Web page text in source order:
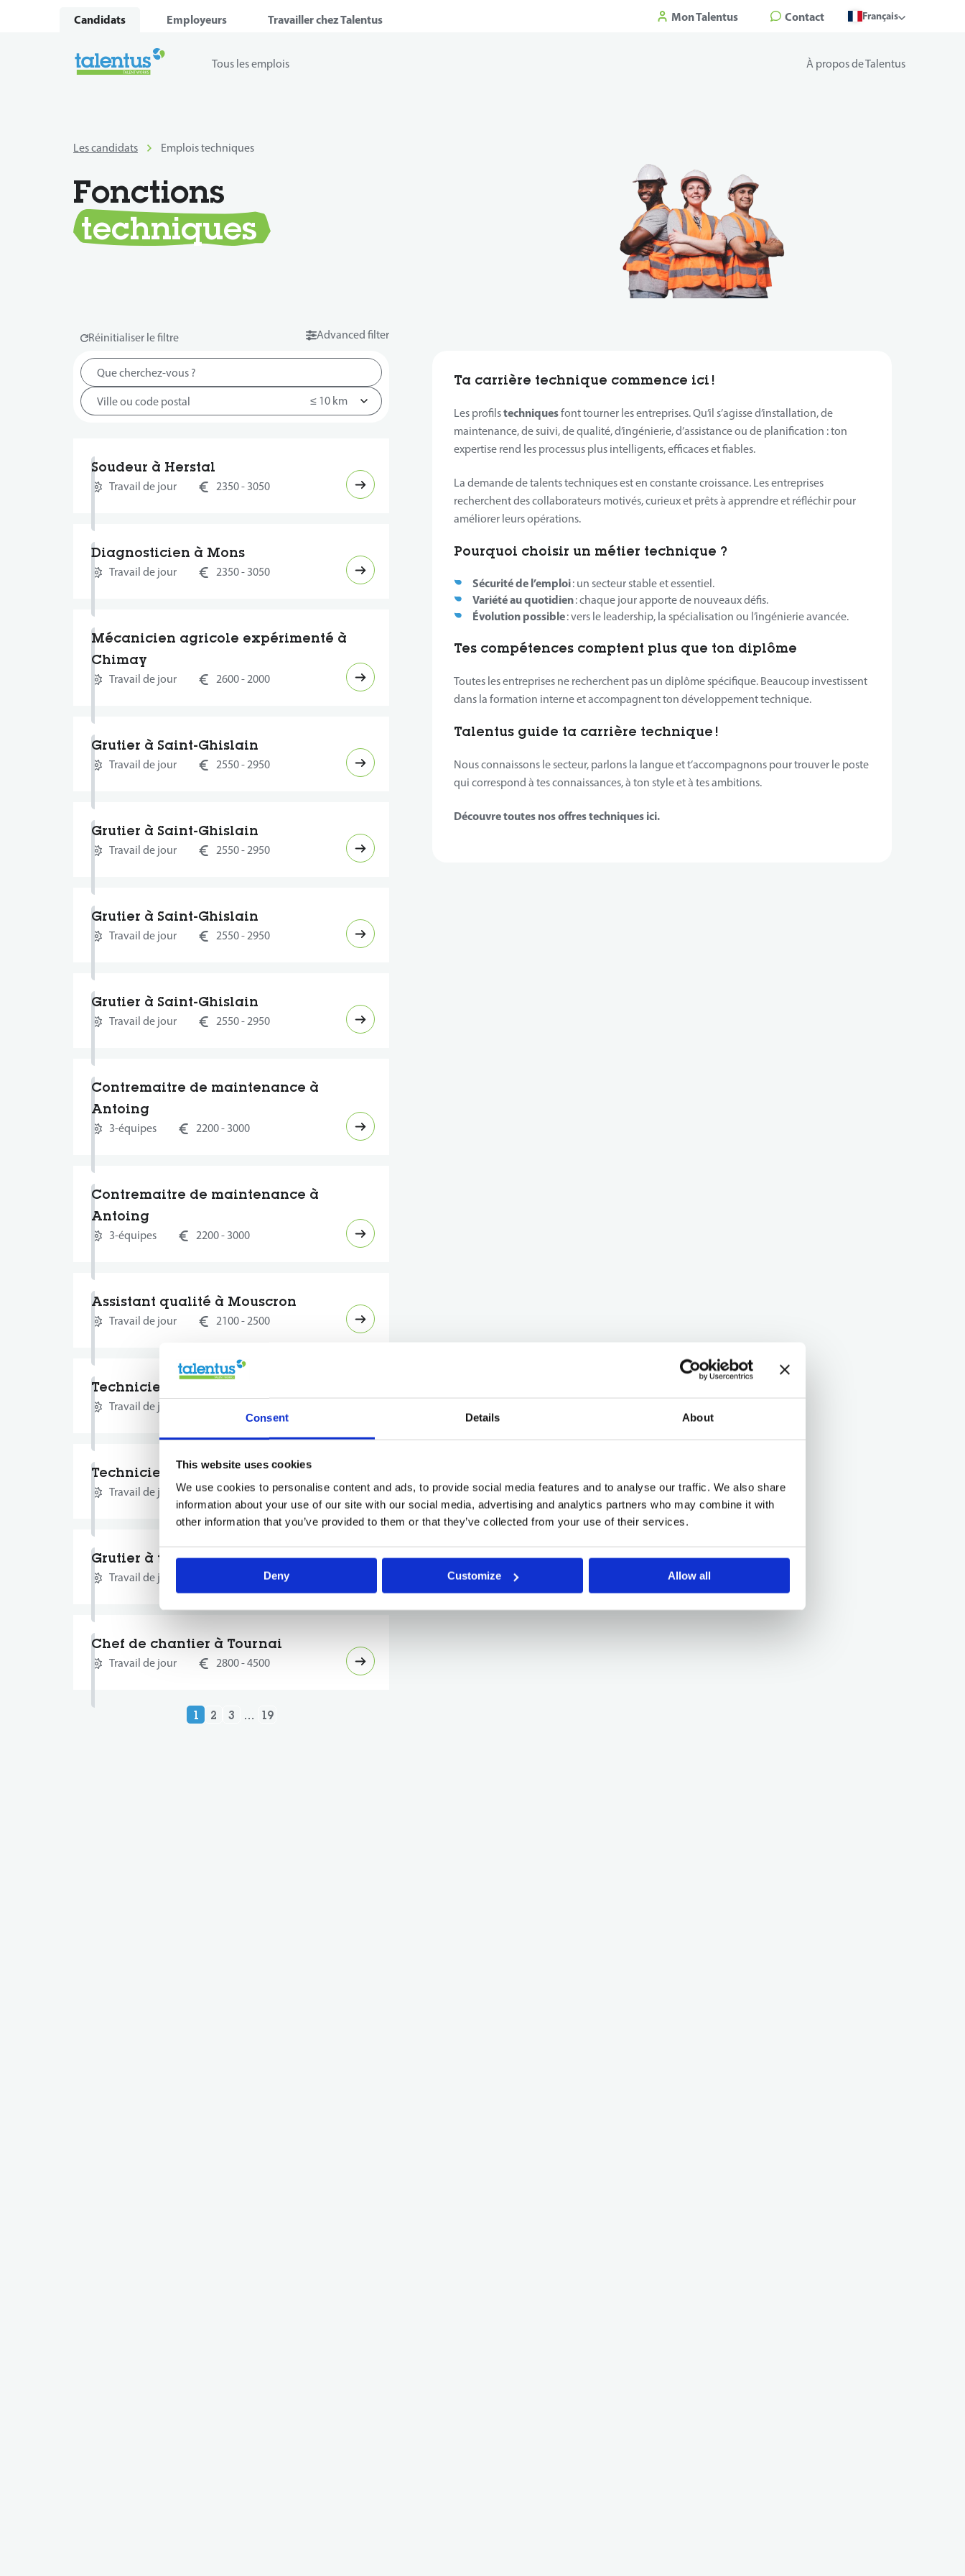
Consent Details About
This website uses cookies
We use cookies to personalise content and ads, to provide social media features and to analyse our traffic. We also share
information about your use of our site with our social media, advertising and analytics partners who may combine it with
other information that you’ve provided to them or that they’ve collected from your use of their services.
Deny Customize Allow all
Candidats Employeurs Travailler chez Talentus Mon Talentus Contact Français
Tous les emplois À propos de Talentus
Les candidats Emplois techniques
Fonctions
techniques
Advanced filter
Soudeur à Herstal
Travail de jour 2350 - 3050
Diagnosticien à Mons
Travail de jour 2350 - 3050
Mécanicien agricole expérimenté à
Chimay
Travail de jour 2600 - 2000
Grutier à Saint-Ghislain
Travail de jour 2550 - 2950
Grutier à Saint-Ghislain
Travail de jour 2550 - 2950
Grutier à Saint-Ghislain
Travail de jour 2550 - 2950
Grutier à Saint-Ghislain
Travail de jour 2550 - 2950
Contremaitre de maintenance à
Antoing
3-équipes 2200 - 3000
Contremaitre de maintenance à
Antoing
3-équipes 2200 - 3000
Assistant qualité à Mouscron
Travail de jour 2100 - 2500
Technicien de maintenance à Tournai
Travail de jour
Technicien de maintenance à Tournai
Travail de jour 2150 - 3150
Grutier à tour mobile à TOURNAI
Travail de jour 2150 - 3000
Chef de chantier à Tournai
Travail de jour 2800 - 4500
1 2 3 … 19
Ta carrière technique commence ici !
Les profilstechniquesfont tourner les entreprises. Qu’il s’agisse d’installation, de
maintenance, de suivi, de qualité, d’ingénierie, d’assistance ou de planification : ton
expertise rend les processus plus intelligents, efficaces et fiables.
La demande de talents techniques est en constante croissance. Les entreprises
recherchent des collaborateurs motivés, curieux et prêts à apprendre et réfléchir pour
améliorer leurs opérations.
Pourquoi choisir un métier technique ?
Sécurité de l’emploi: un secteur stable et essentiel.
Variété au quotidien: chaque jour apporte de nouveaux défis.
Évolution possible: vers le leadership, la spécialisation ou l’ingénierie avancée.
Tes compétences comptent plus que ton diplôme
Toutes les entreprises ne recherchent pas un diplôme spécifique. Beaucoup investissent
dans la formation interne et accompagnent ton développement technique.
Talentus guide ta carrière technique !
Nous connaissons le secteur, parlons la langue et t’accompagnons pour trouver le poste
qui correspond à tes connaissances, à ton style et à tes ambitions.
Découvre toutes nos offres techniques ici.